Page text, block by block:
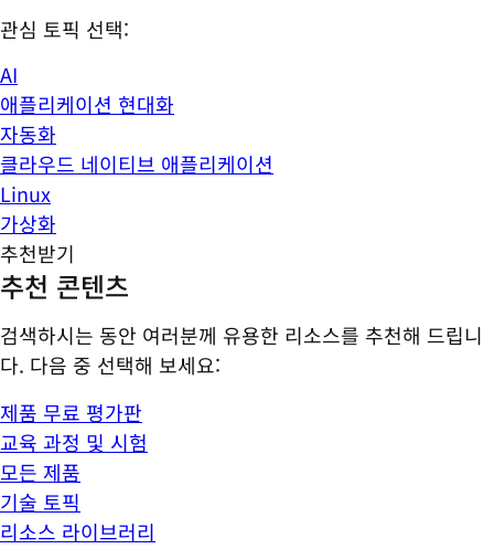
관심 토픽 선택:
AI
애플리케이션 현대화
자동화
클라우드 네이티브 애플리케이션
Linux
가상화
추천받기
추천 콘텐츠
검색하시는 동안 여러분께 유용한 리소스를 추천해 드립니
다. 다음 중 선택해 보세요:
제품 무료 평가판
교육 과정 및 시험
모든 제품
기술 토픽
리소스 라이브러리